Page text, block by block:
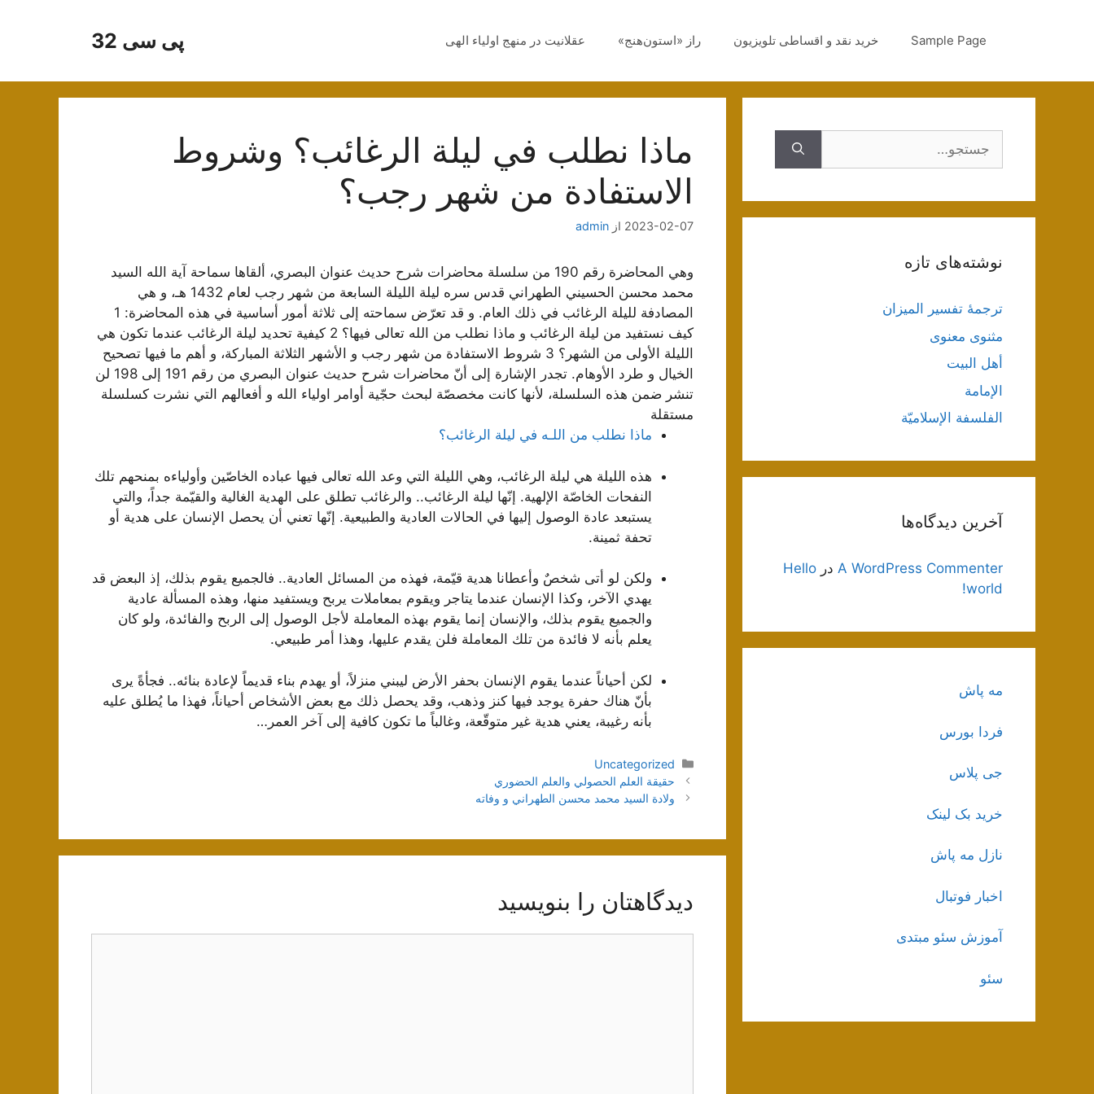
پی سی 32 Sample Page خرید نقد و اقساطی تلویزیون راز «استون‌هنج» عقلانیت در منهج اولیاء الهی
ماذا نطلب في ليلة الرغائب؟ وشروط
الاستفادة من شهر رجب؟
2023-02-07 از admin
وهي المحاضرة رقم 190 من سلسلة محاضرات شرح حديث عنوان البصري، ألقاها سماحة آية الله السيد
محمد محسن الحسيني الطهراني قدس سره ليلة الليلة السابعة من شهر رجب لعام 1432 هـ، و هي
المصادفة لليلة الرغائب في ذلك العام. و قد تعرّض سماحته إلى ثلاثة أمور أساسية في هذه المحاضرة: 1
كيف نستفيد من ليلة الرغائب و ماذا نطلب من الله تعالى فيها؟ 2 كيفية تحديد ليلة الرغائب عندما تكون هي
الليلة الأولى من الشهر؟ 3 شروط الاستفادة من شهر رجب و الأشهر الثلاثة المباركة، و أهم ما فيها تصحيح
الخيال و طرد الأوهام. تجدر الإشارة إلى أنّ محاضرات شرح حديث عنوان البصري من رقم 191 إلى 198 لن
تنشر ضمن هذه السلسلة، لأنها كانت مخصصّة لبحث حجّية أوامر اولياء الله و أفعالهم التي نشرت كسلسلة
مستقلة
ماذا نطلب من اللـه في ليلة الرغائب؟
هذه الليلة هي ليلة الرغائب، وهي الليلة التي وعد الله تعالى فيها عباده الخاصّين وأولياءه بمنحهم تلك
النفحات الخاصّة الإلهية. إنّها ليلة الرغائب.. والرغائب تطلق على الهدية الغالية والقيّمة جداً، والتي
يستبعد عادة الوصول إليها في الحالات العادية والطبيعية. إنّها تعني أن يحصل الإنسان على هدية أو
تحفة ثمينة.
ولكن لو أتى شخصٌ وأعطانا هدية قيّمة، فهذه من المسائل العادية.. فالجميع يقوم بذلك، إذ البعض قد
يهدي الآخر، وكذا الإنسان عندما يتاجر ويقوم بمعاملات يربح ويستفيد منها، وهذه المسألة عادية
والجميع يقوم بذلك، والإنسان إنما يقوم بهذه المعاملة لأجل الوصول إلى الربح والفائدة، ولو كان
يعلم بأنه لا فائدة من تلك المعاملة فلن يقدم عليها، وهذا أمر طبيعي.
لكن أحياناً عندما يقوم الإنسان بحفر الأرض ليبني منزلاً، أو يهدم بناء قديماً لإعادة بنائه.. فجأةً يرى
بأنّ هناك حفرة يوجد فيها كنز وذهب، وقد يحصل ذلك مع بعض الأشخاص أحياناً، فهذا ما يُطلق عليه
بأنه رغيبة، يعني هدية غير متوقّعة، وغالباً ما تكون كافية إلى آخر العمر…
دسته‌ها
Uncategorized
ناوبری
نوشته‌ها
حقيقة العلم الحصولي والعلم الحضوري
ولادة السيد محمد محسن الطهراني و وفاته
دیدگاهتان را بنویسید
نوشته‌های تازه
ترجمۀ تفسیر المیزان
مثنوی معنوی
أهل البيت
الإمامة
الفلسفة الإسلاميّة
آخرین دیدگاه‌ها
A WordPress Commenter در Hello
world!
مه پاش
فردا بورس
جی پلاس
خرید بک لینک
نازل مه پاش
اخبار فوتبال
آموزش سئو مبتدی
سئو